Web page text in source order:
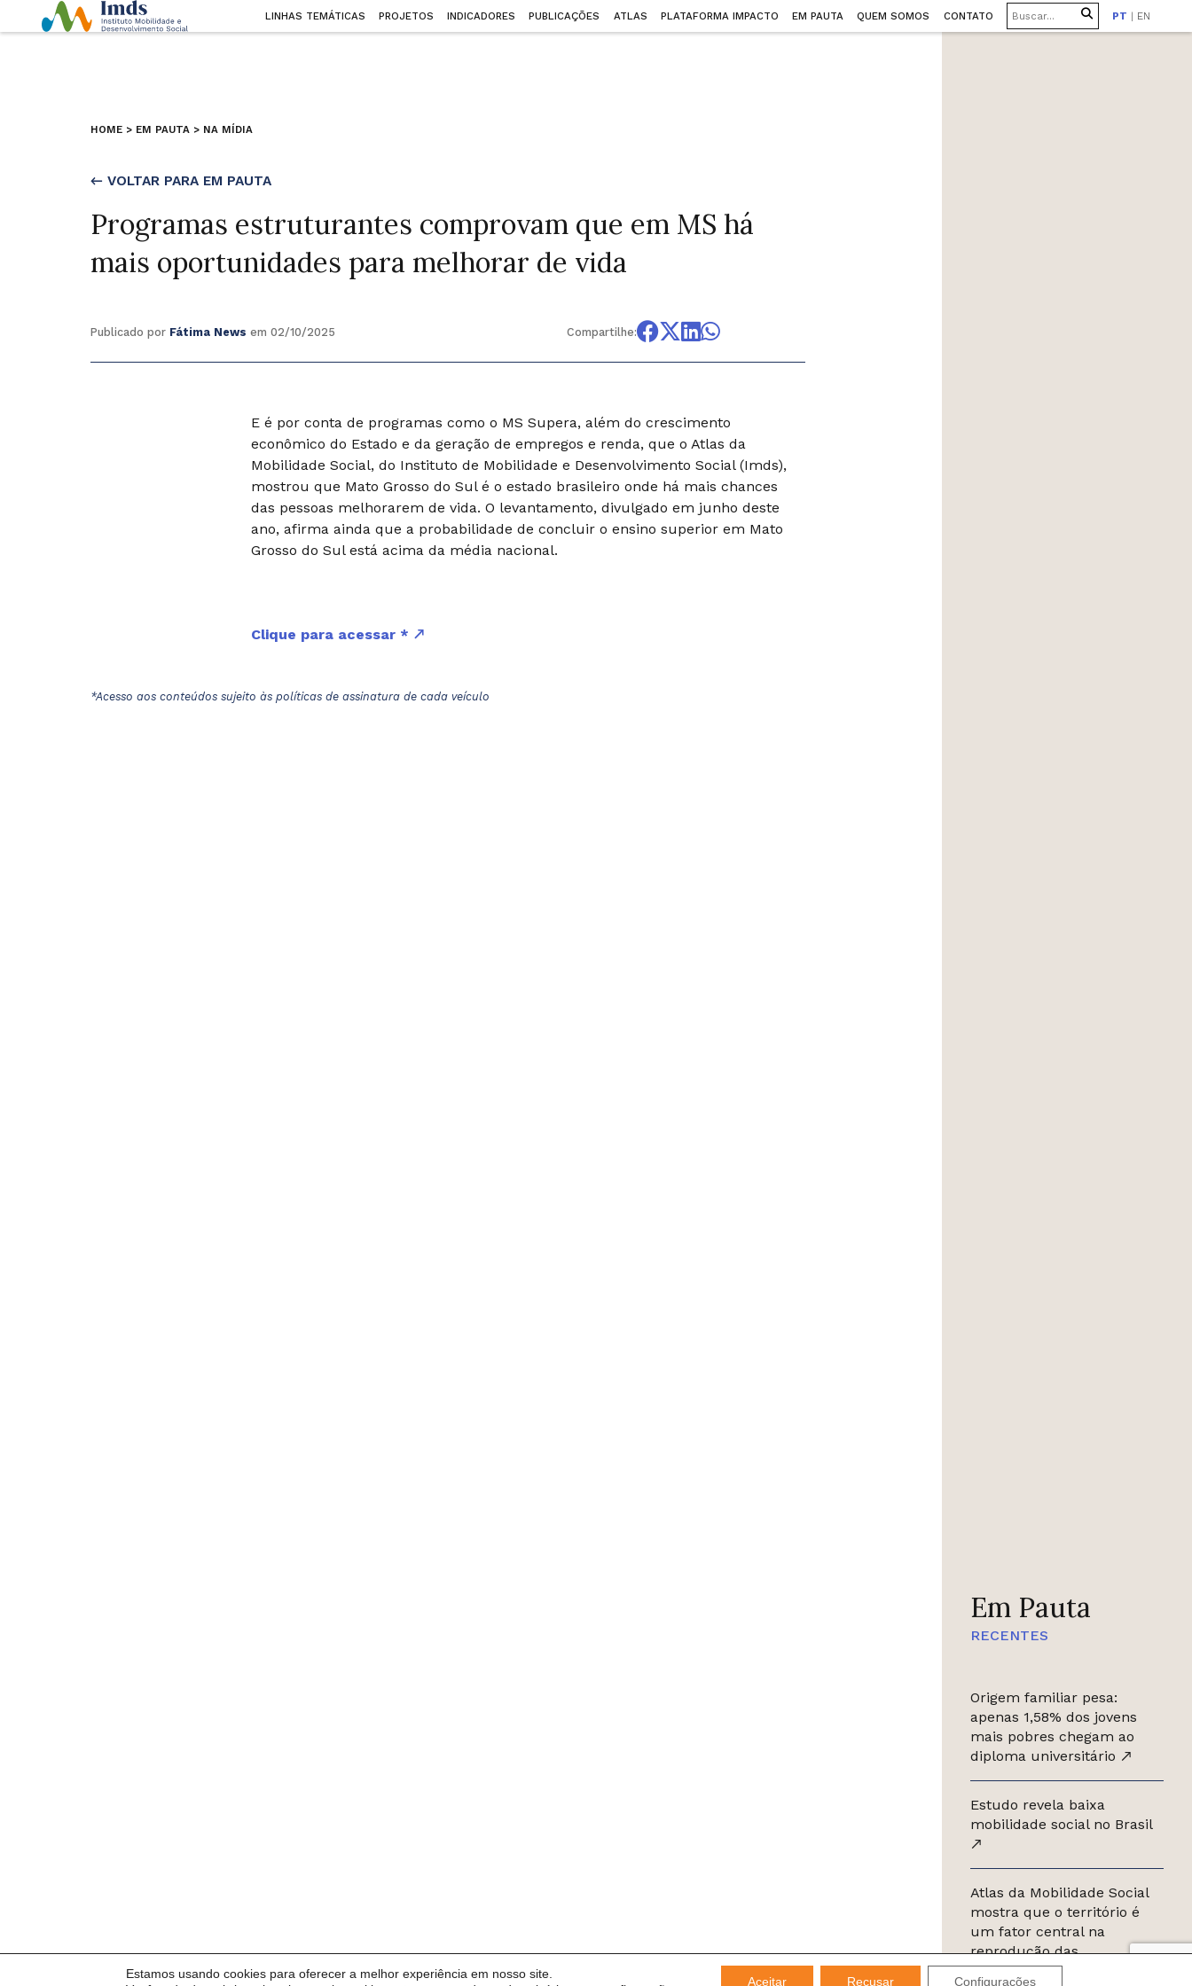
LINHAS TEMÁTICAS PROJETOS INDICADORES PUBLICAÇÕES ATLAS PLATAFORMA IMPACTO EM PAUTA QUEM SOMOS CONTATO PT | EN
Em Pauta
RECENTES
Origem familiar pesa:
apenas 1,58% dos jovens
mais pobres chegam ao
diploma universitário
Estudo revela baixa
mobilidade social no Brasil
Atlas da Mobilidade Social
mostra que o território é
um fator central na
reprodução das
desigualdades
HOME > EM PAUTA > NA MÍDIA
← VOLTAR PARA EM PAUTA
Programas estruturantes comprovam que em MS há
mais oportunidades para melhorar de vida
Publicado por Fátima News em 02/10/2025 Compartilhe:
E é por conta de programas como o MS Supera, além do crescimento
econômico do Estado e da geração de empregos e renda, que o Atlas da
Mobilidade Social, do Instituto de Mobilidade e Desenvolvimento Social (Imds),
mostrou que Mato Grosso do Sul é o estado brasileiro onde há mais chances
das pessoas melhorarem de vida. O levantamento, divulgado em junho deste
ano, afirma ainda que a probabilidade de concluir o ensino superior em Mato
Grosso do Sul está acima da média nacional.
Clique para acessar *
*Acesso aos conteúdos sujeito às políticas de assinatura de cada veículo
Estamos usando cookies para oferecer a melhor experiência em nosso site.
Aceitar Recusar Configurações